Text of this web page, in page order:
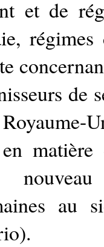
et de
régimes
de
au